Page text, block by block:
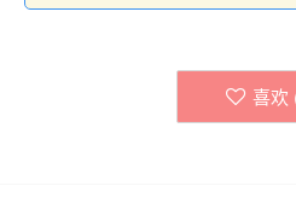
喜欢